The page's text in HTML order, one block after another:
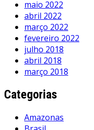
maio 2022
abril 2022
março 2022
fevereiro 2022
julho 2018
abril 2018
março 2018
Categorias
Amazonas